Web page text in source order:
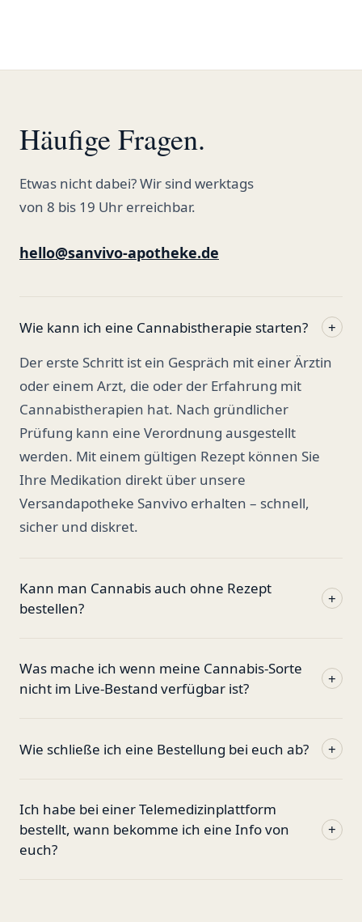
Häufige Fragen.
Etwas nicht dabei? Wir sind werktags
von 8 bis 19 Uhr erreichbar.
hello@sanvivo-apotheke.de
Wie kann ich eine Cannabistherapie starten?
+
Der erste Schritt ist ein Gespräch mit einer Ärztin
oder einem Arzt, die oder der Erfahrung mit
Cannabistherapien hat. Nach gründlicher
Prüfung kann eine Verordnung ausgestellt
werden. Mit einem gültigen Rezept können Sie
Ihre Medikation direkt über unsere
Versandapotheke Sanvivo erhalten – schnell,
sicher und diskret.
Kann man Cannabis auch ohne Rezept
bestellen?
+
Was mache ich wenn meine Cannabis-Sorte
nicht im Live-Bestand verfügbar ist?
+
Wie schließe ich eine Bestellung bei euch ab? +
Ich habe bei einer Telemedizinplattform
bestellt, wann bekomme ich eine Info von
euch?
+